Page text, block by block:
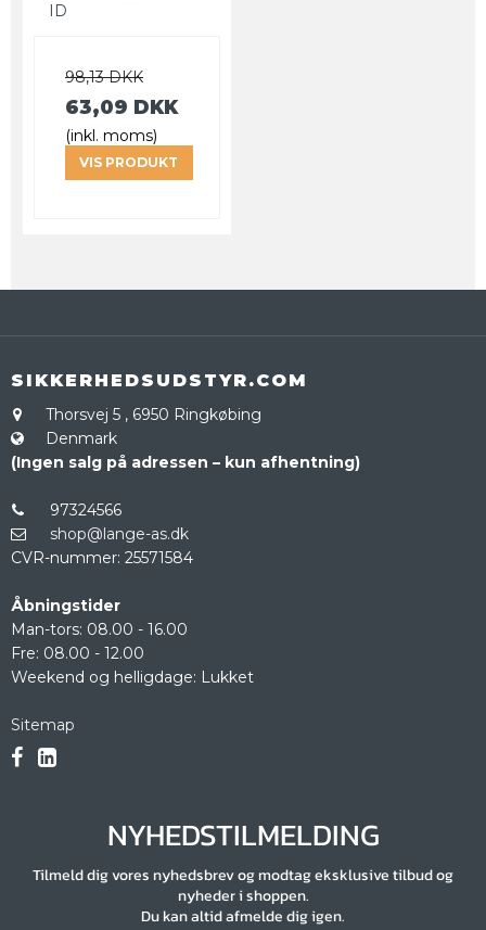
ID
98,13 DKK
63,09 DKK
(inkl. moms)
VIS PRODUKT
SIKKERHEDSUDSTYR.COM
Thorsvej 5 , 6950 Ringkøbing
Denmark
(Ingen salg på adressen – kun afhentning)
97324566
shop@lange-as.dk
CVR-nummer: 25571584
Åbningstider
Man-tors: 08.00 - 16.00
Fre: 08.00 - 12.00
Weekend og helligdage: Lukket
Sitemap
NYHEDSTILMELDING
Tilmeld dig vores nyhedsbrev og modtag eksklusive tilbud og
nyheder i shoppen.
Du kan altid afmelde dig igen.